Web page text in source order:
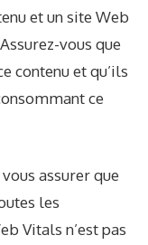
et un site Web
vous que
contenu et qu’ils
ce
assurer que
les
Vitals n’est pas